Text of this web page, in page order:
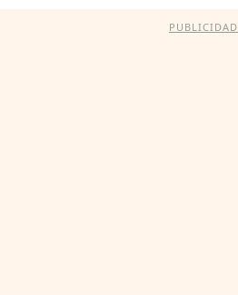
PUBLICIDAD